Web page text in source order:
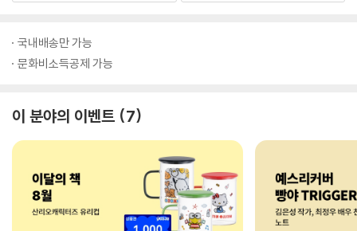
국내배송만 가능
문화비소득공제 가능
이 분야의 이벤트 7